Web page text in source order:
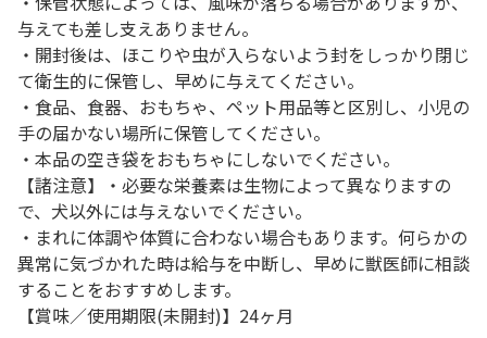
与えても差し支えありません。
・開封後は、ほこりや虫が入らないよう封をしっかり閉じ
て衛生的に保管し、早めに与えてください。
・食品、食器、おもちゃ、ペット用品等と区別し、小児の
手の届かない場所に保管してください。
・本品の空き袋をおもちゃにしないでください。
【諸注意】・必要な栄養素は生物によって異なりますの
で、犬以外には与えないでください。
・まれに体調や体質に合わない場合もあります。何らかの
異常に気づかれた時は給与を中断し、早めに獣医師に相談
することをおすすめします。
【賞味／使用期限(未開封)】24ヶ月